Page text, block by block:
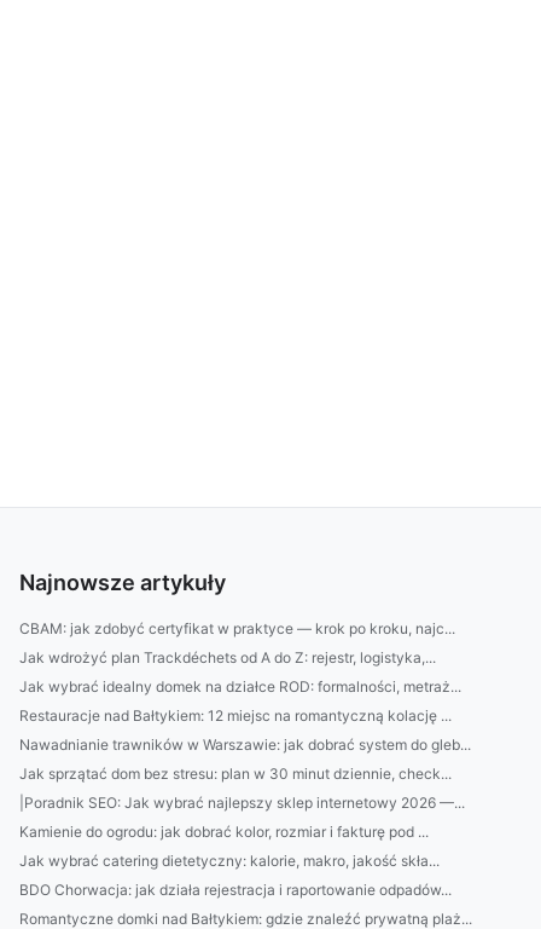
Najnowsze artykuły
CBAM: jak zdobyć certyfikat w praktyce — krok po kroku, najc...
Jak wdrożyć plan Trackdéchets od A do Z: rejestr, logistyka,...
Jak wybrać idealny domek na działce ROD: formalności, metraż...
Restauracje nad Bałtykiem: 12 miejsc na romantyczną kolację ...
Nawadnianie trawników w Warszawie: jak dobrać system do gleb...
Jak sprzątać dom bez stresu: plan w 30 minut dziennie, check...
|Poradnik SEO: Jak wybrać najlepszy sklep internetowy 2026 —...
Kamienie do ogrodu: jak dobrać kolor, rozmiar i fakturę pod ...
Jak wybrać catering dietetyczny: kalorie, makro, jakość skła...
BDO Chorwacja: jak działa rejestracja i raportowanie odpadów...
Romantyczne domki nad Bałtykiem: gdzie znaleźć prywatną plaż...